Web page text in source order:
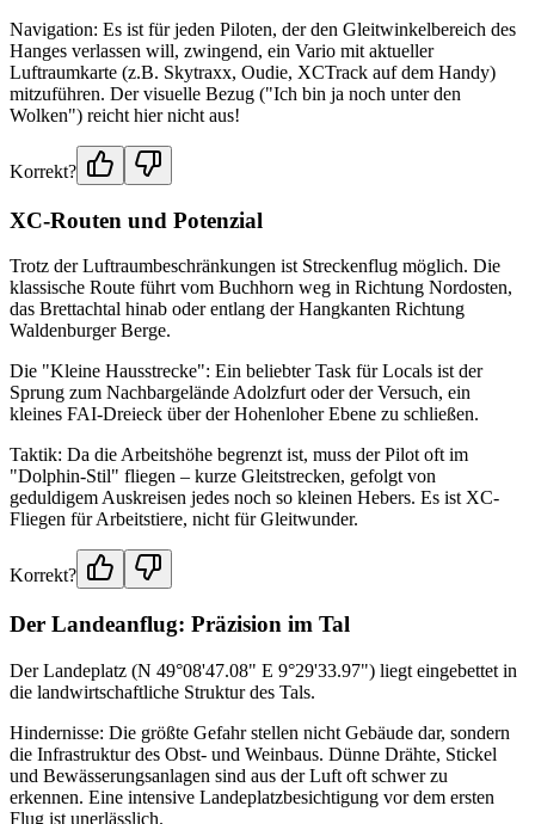
Navigation: Es ist für jeden Piloten, der den Gleitwinkelbereich des
Hanges verlassen will, zwingend, ein Vario mit aktueller
Luftraumkarte (z.B. Skytraxx, Oudie, XCTrack auf dem Handy)
mitzuführen. Der visuelle Bezug ("Ich bin ja noch unter den
Wolken") reicht hier nicht aus!
Korrekt?
XC-Routen und Potenzial
Trotz der Luftraumbeschränkungen ist Streckenflug möglich. Die
klassische Route führt vom Buchhorn weg in Richtung Nordosten,
das Brettachtal hinab oder entlang der Hangkanten Richtung
Waldenburger Berge.
Die "Kleine Hausstrecke": Ein beliebter Task für Locals ist der
Sprung zum Nachbargelände Adolzfurt oder der Versuch, ein
kleines FAI-Dreieck über der Hohenloher Ebene zu schließen.
Taktik: Da die Arbeitshöhe begrenzt ist, muss der Pilot oft im
"Dolphin-Stil" fliegen – kurze Gleitstrecken, gefolgt von
geduldigem Auskreisen jedes noch so kleinen Hebers. Es ist XC-
Fliegen für Arbeitstiere, nicht für Gleitwunder.
Korrekt?
Der Landeanflug: Präzision im Tal
Der Landeplatz (N 49°08'47.08" E 9°29'33.97") liegt eingebettet in
die landwirtschaftliche Struktur des Tals.
Hindernisse: Die größte Gefahr stellen nicht Gebäude dar, sondern
die Infrastruktur des Obst- und Weinbaus. Dünne Drähte, Stickel
und Bewässerungsanlagen sind aus der Luft oft schwer zu
erkennen. Eine intensive Landeplatzbesichtigung vor dem ersten
Flug ist unerlässlich.